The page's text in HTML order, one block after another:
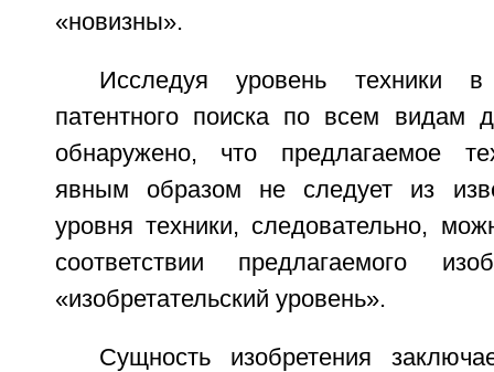
«новизны».
Исследуя уровень техники
патентного поиска по всем видам
обнаружено, что предлагаемое
явным образом не следует из
уровня техники, следовательно,
соответствии предлагаемого
«изобретательский уровень».
Сущность изобретения